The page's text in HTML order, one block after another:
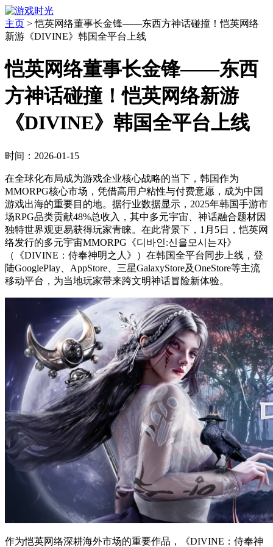
主页 >恺英网络董事长金锋——东西方神话碰撞！恺英网络
新游《DIVINE》韩国全平台上线
恺英网络董事长金锋——东西
方神话碰撞！恺英网络新游
《DIVINE》韩国全平台上线
时间：2026-01-15
在全球化布局成为游戏企业核心战略的当下，韩国作为
MMORPG核心市场，凭借高用户粘性与付费意愿，成为中国
游戏出海的重要目的地。据行业数据显示，2025年韩国手游市
场RPG品类贡献48%总收入，其中多元宇宙、神话融合题材因
独特世界观更易获得玩家青睐。在此背景下，1月5日，恺英网
络发行的多元宇宙MMORPG《디바인:신을모시는자》
（《DIVINE：侍奉神明之人》）在韩国全平台同步上线，登
陆GooglePlay、AppStore、三星GalaxyStore及OneStore等主流
移动平台，为当地玩家带来跨文明神话冒险新体验。
作为恺英网络深耕海外市场的重要作品，《DIVINE：侍奉神